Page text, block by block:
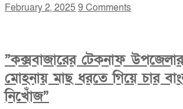
February 2, 20259 Comments
”কক্সবাজারের টেকনাফ
মোহনায় মাছ ধরতে গিয়ে চার
নিখোঁজ”